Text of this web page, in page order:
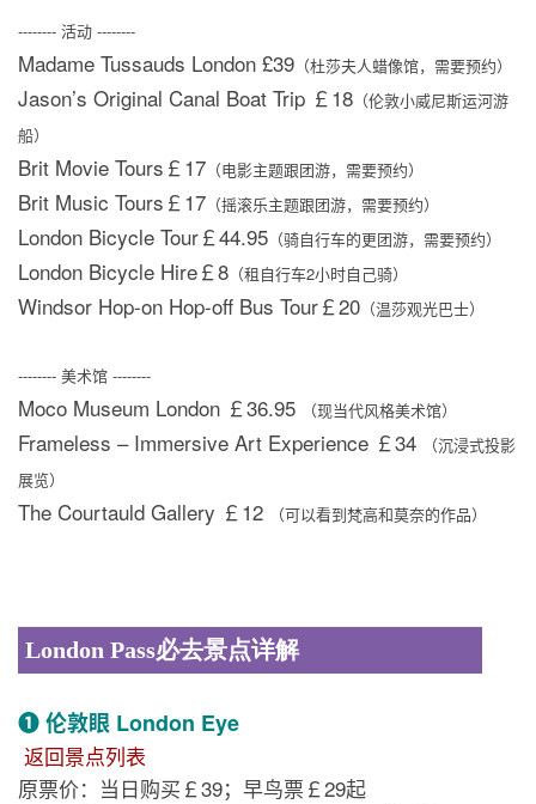
-------- 活动 --------
Madame Tussauds London £39 （杜莎夫人蜡像馆，需要预约）
Jason’s Original Canal Boat Trip ￡18 （伦敦小威尼斯运河游
船）
Brit Movie Tours￡17 （电影主题跟团游，需要预约）
Brit Music Tours￡17 （摇滚乐主题跟团游，需要预约）
London Bicycle Tour￡44.95 （骑自行车的更团游，需要预约）
London Bicycle Hire￡8 （租自行车2小时自己骑）
Windsor Hop-on Hop-off Bus Tour￡20 （温莎观光巴士）
-------- 美术馆 --------
Moco Museum London ￡36.95 （现当代风格美术馆）
Frameless – Immersive Art Experience ￡34
（沉浸式投影
展览）
The Courtauld Gallery ￡12 （可以看到梵高和莫奈的作品）
London Pass必去景点详解
❶ 伦敦眼 London Eye
返回景点列表
原票价：当日购买￡39；早鸟票￡29起